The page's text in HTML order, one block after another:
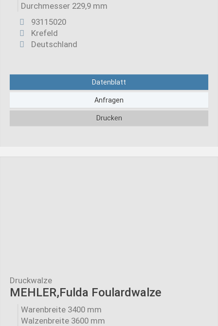
Durchmesser 229,9 mm
93115020
Krefeld
Deutschland
Datenblatt
Anfragen
Drucken
Druckwalze
MEHLER,Fulda Foulardwalze
Warenbreite 3400 mm
Walzenbreite 3600 mm